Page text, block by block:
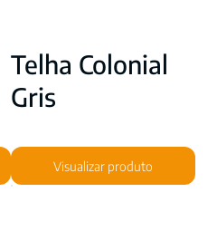
Telha Colonial
Gris
Visualizar produto